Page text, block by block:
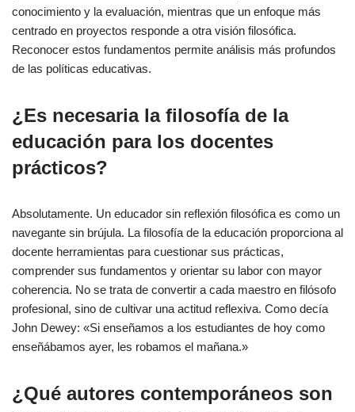
conocimiento y la evaluación, mientras que un enfoque más
centrado en proyectos responde a otra visión filosófica.
Reconocer estos fundamentos permite análisis más profundos
de las políticas educativas.
¿Es necesaria la filosofía de la
educación para los docentes
prácticos?
Absolutamente. Un educador sin reflexión filosófica es como un
navegante sin brújula. La filosofía de la educación proporciona al
docente herramientas para cuestionar sus prácticas,
comprender sus fundamentos y orientar su labor con mayor
coherencia. No se trata de convertir a cada maestro en filósofo
profesional, sino de cultivar una actitud reflexiva. Como decía
John Dewey: «Si enseñamos a los estudiantes de hoy como
enseñábamos ayer, les robamos el mañana.»
¿Qué autores contemporáneos son